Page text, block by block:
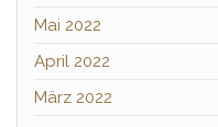
Mai 2022
April 2022
März 2022